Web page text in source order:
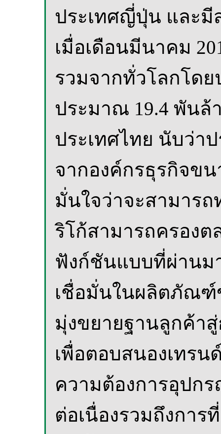
ประเทศญี่ปุ่น และมี
เมื่อเดือนมีนาคม
รวมจากทั่วโลกโด
ประมาณ 19.4 พันล้
ประเทศไทย นับว่า
จากองค์กรธุรกิจข
มั่นใจว่าจะสามาร
ริโก้สามารถครอง
ฟังก์ชันแบบที่ผ่านม
เชื่อมั่นในผลิตภัณฑ์
มุ่งขยายฐานลูกค้า
เพื่อตอบสนองเทร
ความต้องการอุปก
ต่อเนื่องรวมถึงการ